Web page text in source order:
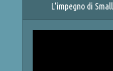
L’impegno di